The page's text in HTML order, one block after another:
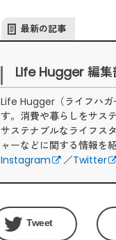
最新の記事
Life Hugger 編集
Life Hugger（ライフハガ
す。消費や暮らしをサス
サステナブルなライフス
ャーなどに関する情報を
Instagram
／Twitter
Tweet